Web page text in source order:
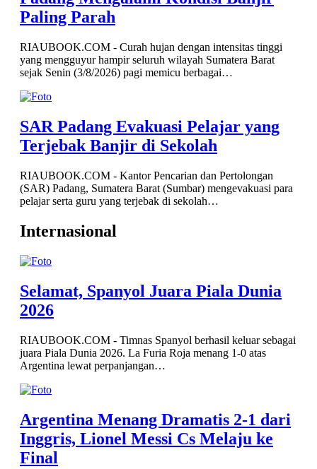
Paling Parah
RIAUBOOK.COM - Curah hujan dengan intensitas tinggi
yang mengguyur hampir seluruh wilayah Sumatera Barat
sejak Senin (3/8/2026) pagi memicu berbagai…
SAR Padang Evakuasi Pelajar yang
Terjebak Banjir di Sekolah
RIAUBOOK.COM - Kantor Pencarian dan Pertolongan
(SAR) Padang, Sumatera Barat (Sumbar) mengevakuasi para
pelajar serta guru yang terjebak di sekolah…
Internasional
Selamat, Spanyol Juara Piala Dunia
2026
RIAUBOOK.COM - Timnas Spanyol berhasil keluar sebagai
juara Piala Dunia 2026. La Furia Roja menang 1-0 atas
Argentina lewat perpanjangan…
Argentina Menang Dramatis 2-1 dari
Inggris, Lionel Messi Cs Melaju ke
Final